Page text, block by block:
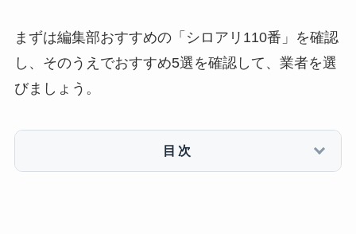
まずは編集部おすすめの「シロアリ110番」を確認
し、そのうえでおすすめ5選を確認して、業者を選
びましょう。
目次